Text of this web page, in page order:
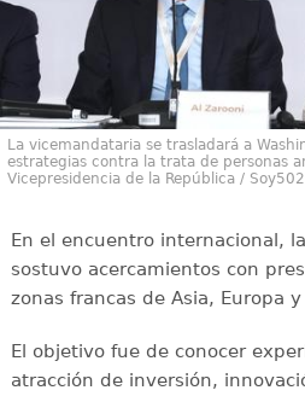
La vicemandataria se trasladará a
estrategias contra la trata de personas
Vicepresidencia de la República /
En el encuentro internacional,
sostuvo acercamientos con
zonas francas de Asia, Europa
El objetivo fue de conocer
atracción de inversión,